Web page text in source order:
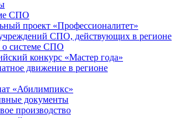
СПО
проект «Профессионалитет»
СПО, действующих в регионе
о системе СПО
конкурс «Мастер года»
движение в регионе
«Абилимпикс»
документы
производство